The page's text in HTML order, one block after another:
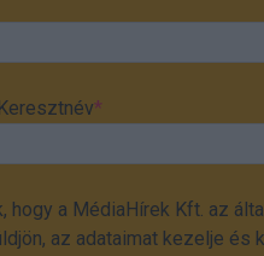
Keresztnév*
hogy a MédiaHírek Kft. az
az adataimat kezelje és